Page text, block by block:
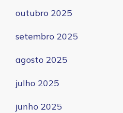
outubro 2025
setembro 2025
agosto 2025
julho 2025
junho 2025